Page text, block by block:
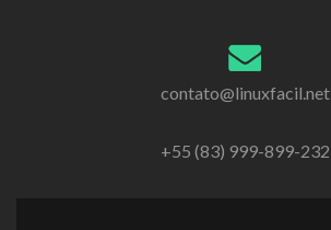
contato@linuxfacil.net
+55 (83) 999-899-232